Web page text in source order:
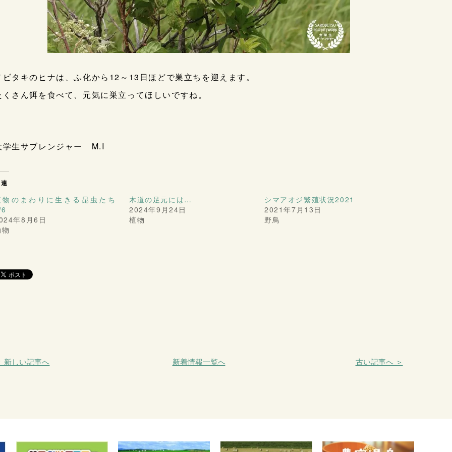
ビタキのヒナは、ふ化から12～13日ほどで巣立ちを迎えます。
くさん餌を食べて、元気に巣立ってほしいですね。
学生サブレンジャー M.I
物のまわりに生きる昆虫たち
年8月6日
木道の足元には…
2024年9月24日
植物
シマアオジ繁殖状況2021
2021年7月13日
野鳥
新しい記事へ 新着情報一覧へ 古い記事へ ＞